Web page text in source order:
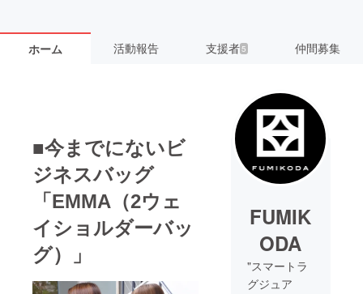
ホーム 活動報告 支援者5 仲間募集
■今までにないビ
ジネスバッグ
「EMMA（2ウェ
イショルダーバッ
グ）」
FUMIK
ODA
"スマートラ
グジュア